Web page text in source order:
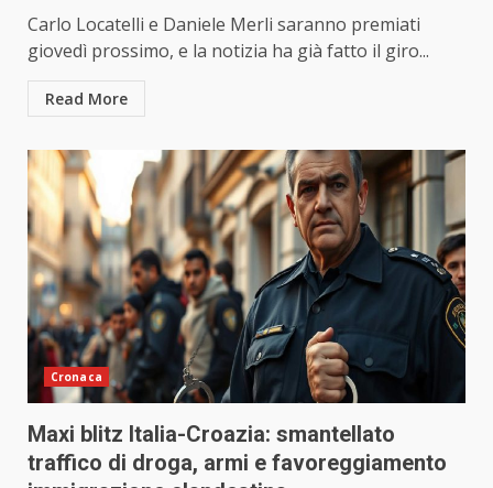
Carlo Locatelli e Daniele Merli saranno premiati
giovedì prossimo, e la notizia ha già fatto il giro...
Read More
Cronaca
Maxi blitz Italia-Croazia: smantellato
traffico di droga, armi e favoreggiamento